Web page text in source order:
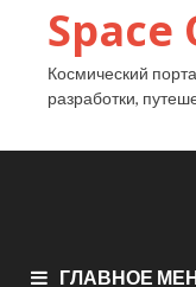
Space
Космический
разработки,
ГЛАВНОЕ